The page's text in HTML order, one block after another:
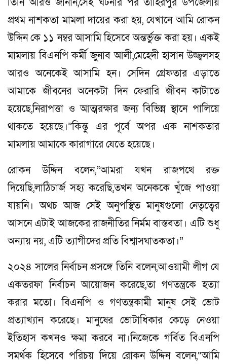
তিনি আরও জানান,সেই ঘটনার পর তাহিরপুর উপজেলায়
প্রথম নাশকতা মামলা দায়ের করা হয়, যেখানে আমি রোকন
উদ্দিন কে ১১ নম্বর আসামি হিসেবে অন্তর্ভুক্ত করা হয়। একই
মামলায় বিএনপি কর্মী জুনাব আলী,মেহেদী হাসান উজ্জ্বলসহ
আরও অনেকেই আসামি হন। সেদিন গ্রেফতার এড়াতে
আমাকে জীবনের অনেকটা দিন ফেরারি জীবন কাটাতে
হয়েছে,নিরাপত্তা ও আত্মরক্ষার জন্য বিভিন্ন স্থানে পালিয়ে
থাকতে হয়েছে।”কিন্তুু এর পূর্বে অপর এক নাশকতার
মামলায় আমাকে কারাগারে যেতে হয়েছে।
রোকন উদ্দিন বলেন,“আমরা যখন রাজপথে রক্ত
দিয়েছি,লাঠিচার্জ সহ্য করেছি,তখন অনেককে খুঁজে পাওয়া
যায়নি। অথচ আজ সেই অনুপস্থিত মানুষগুলো নেতৃত্বের
আসনে এটাই আজকের রাজনীতির নির্মম বাস্তবতা। এটি শুধু
অন্যায় নয়, এটি ত্যাগীদের প্রতি বিশ্বাসঘাতকতা।”
২০২৪ সালের নির্বাচন প্রসঙ্গে তিনি বলেন,আওয়ামী লীগ যে
একতরফা নির্বাচন আয়োজন করেছে,তা গণতন্ত্রকে হত্যা
করার মতো। বিএনপি ও গণতন্ত্রকামী মানুষ সেই ভোট
প্রত্যাখ্যান করেছে। মানুষের ভোটাধিকার কেড়ে নেওয়া
ইতিহাস কখনও ক্ষমা করবে না।নিজেকে গর্বিত বিএনপি
সমর্থক হিসেবে পরিচয় দিয়ে রোকন উদ্দিন বলেন,“আমি